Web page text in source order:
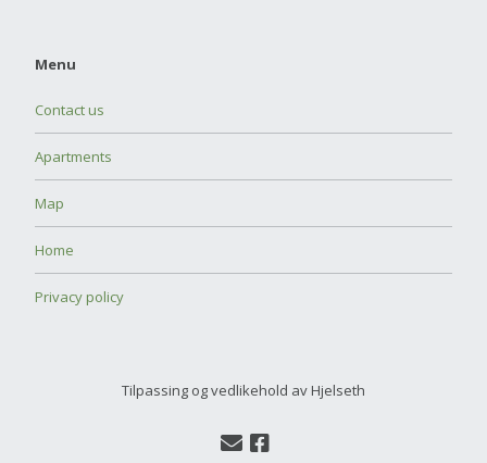
Menu
Contact us
Apartments
Map
Home
Privacy policy
Tilpassing og vedlikehold av Hjelseth